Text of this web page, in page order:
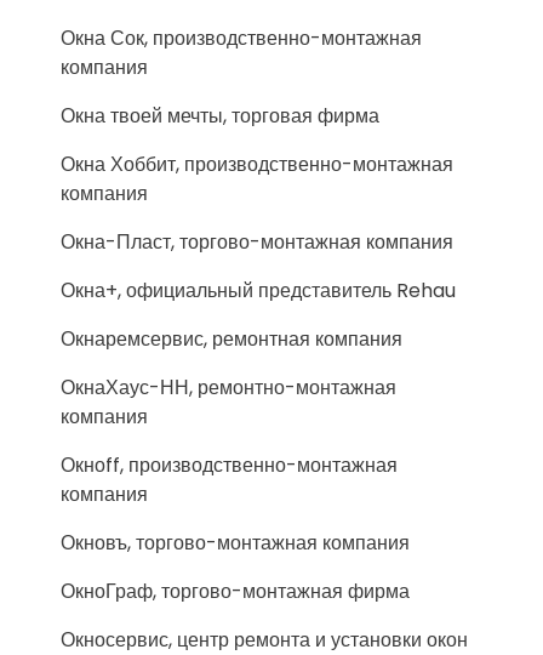
Окна Сок, производственно-монтажная
компания
Окна твоей мечты, торговая фирма
Окна Хоббит, производственно-монтажная
компания
Окна-Пласт, торгово-монтажная компания
Окна+, официальный представитель Rehau
Окнаремсервис, ремонтная компания
ОкнаХаус-НН, ремонтно-монтажная
компания
Окноff, производственно-монтажная
компания
Окновъ, торгово-монтажная компания
ОкноГраф, торгово-монтажная фирма
Окносервис, центр ремонта и установки окон